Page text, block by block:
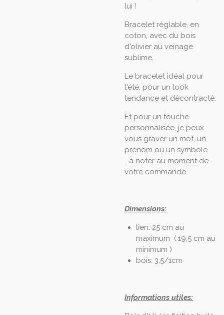
lui !
Bracelet réglable, en
coton, avec du bois
d'olivier au veinage
sublime.
Le bracelet idéal pour
l'été, pour un look
tendance et décontracté.
Et pour un touche
personnalisée, je peux
vous graver un mot, un
prénom ou un symbole
...à noter au moment de
votre commande.
Dimensions:
lien: 25 cm au
maximum ( 19,5 cm au
minimum )
bois: 3,5/1cm
Informations utiles: